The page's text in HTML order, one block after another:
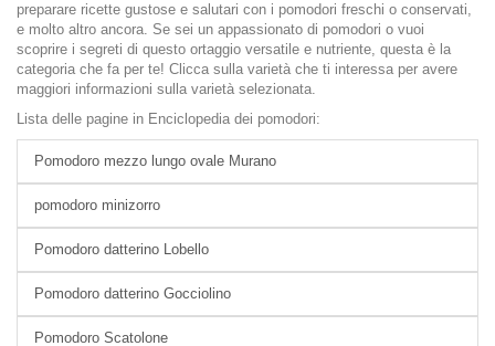
preparare ricette gustose e salutari con i pomodori freschi o conservati,
e molto altro ancora. Se sei un appassionato di pomodori o vuoi
scoprire i segreti di questo ortaggio versatile e nutriente, questa è la
categoria che fa per te! Clicca sulla varietà che ti interessa per avere
maggiori informazioni sulla varietà selezionata.
Lista delle pagine in Enciclopedia dei pomodori:
Pomodoro mezzo lungo ovale Murano
pomodoro minizorro
Pomodoro datterino Lobello
Pomodoro datterino Gocciolino
Pomodoro Scatolone